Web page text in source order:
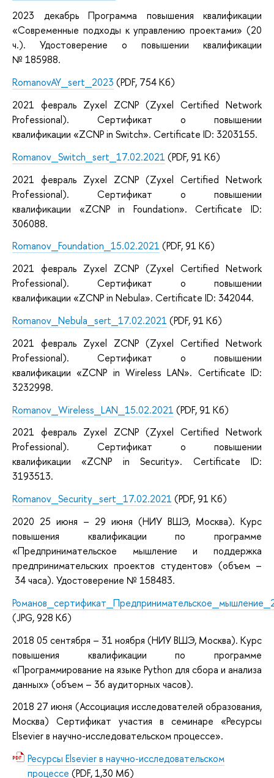
2023 декабрьПрограмма повышения квалификации
«Современные подходы к управлению проектами» (20
ч.). Удостоверение о повышении квалификации
№ 185988.
RomanovAY_sert_2023 (PDF, 754 Кб)
2021 февраль Zyxel ZCNP (Zyxel Certified Network
Professional). Cертификат о повышении
квалификации «ZCNP in Switch». Certificate ID: 3203155.
Romanov_Switch_sert_17.02.2021 (PDF, 91 Кб)
2021 февраль Zyxel ZCNP (Zyxel Certified Network
Professional). Cертификат о повышении
квалификации «ZCNP in Foundation».Certificate ID:
306088.
Romanov_Foundation_15.02.2021 (PDF, 91 Кб)
2021 февраль Zyxel ZCNP (Zyxel Certified Network
Professional). Cертификат о повышении
квалификации «ZCNP in Nebula». Certificate ID: 342044.
Romanov_Nebula_sert_17.02.2021 (PDF, 91 Кб)
2021 февраль Zyxel ZCNP (Zyxel Certified Network
Professional). Cертификат о повышении
квалификации «ZCNP in Wireless LAN». Certificate ID:
3232998.
Romanov_Wireless_LAN_15.02.2021 (PDF, 91 Кб)
2021 февраль Zyxel ZCNP (Zyxel Certified Network
Professional). Cертификат о повышении
квалификации «ZCNP in Security». Certificate ID:
3193513.
Romanov_Security_sert_17.02.2021 (PDF, 91 Кб)
2020 25 июня – 29 июня (НИУ ВШЭ, Москва). Курс
повышения квалификациипо программе
«Предпринимательское мышление и поддержка
предпринимательских проектов студентов» (объем –
34 часа). Удостоверение № 158483.
(JPG, 928 Кб)
2018 05 сентября – 31 ноября (НИУ ВШЭ, Москва). Курс
повышения квалификациипо программе
«Программирование на языке Python для сбора и анализа
данных» (объем – 36 аудиторных часов).
2018 27 июня (Ассоциация исследователей образования,
Москва) Cертификат участия в семинаре «Ресурсы
Elsevier в научно-исследовательском процессе».
Ресурсы Elsevier в научно-исследовательском
процессе (PDF, 1,30 Мб)